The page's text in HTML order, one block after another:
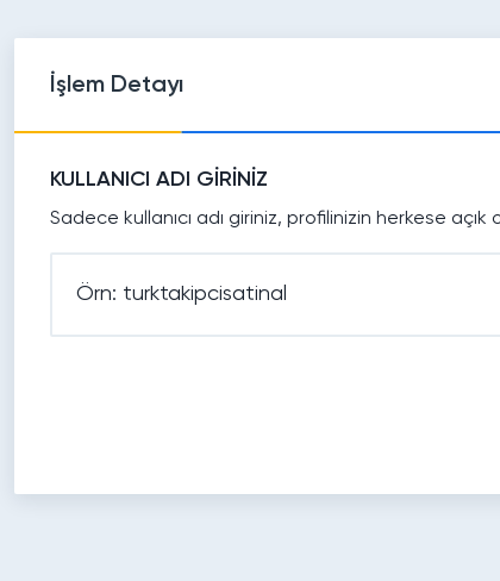
İşlem Detayı
KULLANICI ADI GİRİNİZ
Sadece kullanıcı adı giriniz, profilinizin herkese